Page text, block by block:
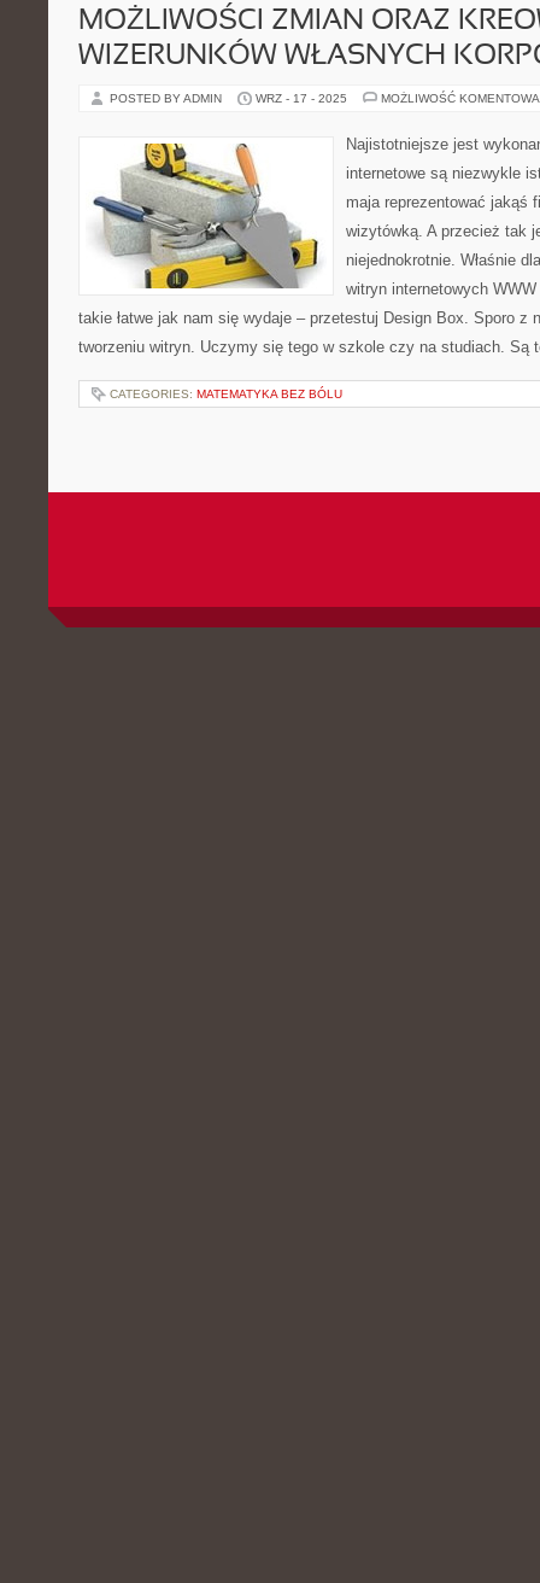
MOŻLIWOŚCI ZMIAN ORAZ
WIZERUNKÓW WŁASNYCH
POSTED BY ADMIN WRZ - 17 - 2025 MOŻLIWOŚĆ
Najistotniejsze jest
internetowe są niezwykle
maja reprezentować jakąś
wizytówką. A przecież tak
niejednokrotnie. Właśnie
witryn internetowych
takie łatwe jak nam się wydaje – przetestuj Design Box. Sporo z
tworzeniu witryn. Uczymy się tego w szkole czy na studiach. Są
CATEGORIES: MATEMATYKA BEZ BÓLU